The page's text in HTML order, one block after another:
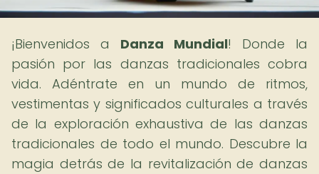
¡Bienvenidos a Danza Mundial! Donde la
pasión por las danzas tradicionales cobra
vida. Adéntrate en un mundo de ritmos,
vestimentas y significados culturales a través
de la exploración exhaustiva de las danzas
tradicionales de todo el mundo. Descubre la
magia detrás de la revitalización de danzas